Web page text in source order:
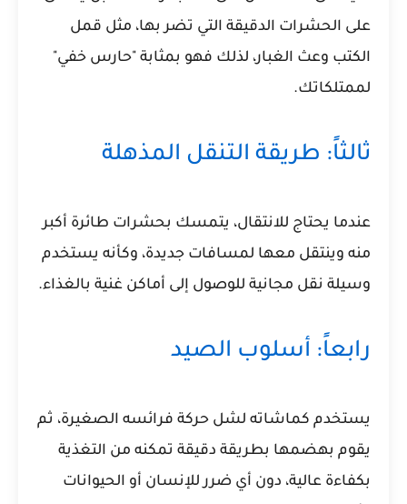
على الحشرات الدقيقة التي تضر بها، مثل قمل
الكتب وعث الغبار، لذلك فهو بمثابة "حارس خفي"
لممتلكاتك.
ثالثاً: طريقة التنقل المذهلة
عندما يحتاج للانتقال، يتمسك بحشرات طائرة أكبر
منه وينتقل معها لمسافات جديدة، وكأنه يستخدم
وسيلة نقل مجانية للوصول إلى أماكن غنية بالغذاء.
رابعاً: أسلوب الصيد
يستخدم كماشاته لشل حركة فرائسه الصغيرة، ثم
يقوم بهضمها بطريقة دقيقة تمكنه من التغذية
بكفاءة عالية، دون أي ضرر للإنسان أو الحيوانات